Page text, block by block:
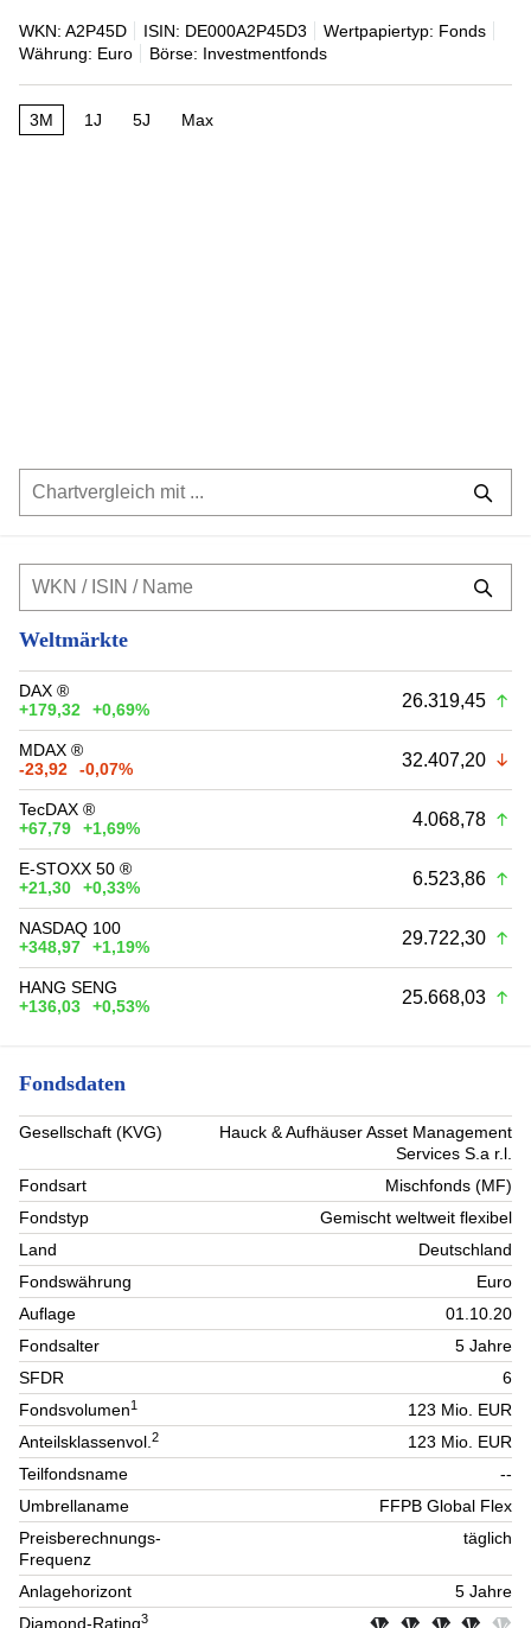
WKN: A2P45D ISIN: DE000A2P45D3
Wertpapiertyp: Fonds
Währung: Euro
Börse: Investmentfonds
3M 1J 5J Max
Weltmärkte
DAX ®
+179,32
+0,69% 26.319,45
MDAX ®
-23,92
-0,07% 32.407,20
TecDAX ®
+67,79
+1,69% 4.068,78
E-STOXX 50 ®
+21,30
+0,33% 6.523,86
NASDAQ 100
+348,97
+1,19% 29.722,30
HANG SENG
+136,03
+0,53% 25.668,03
Fondsdaten
Gesellschaft (KVG)
Hauck & Aufhäuser Asset Management
Services S.a r.l.
Fondsart
Mischfonds (MF)
Fondstyp
Gemischt weltweit flexibel
Land
Deutschland
Fondswährung
Euro
Auflage
01.10.20
Fondsalter
5 Jahre
SFDR
6
Fondsvolumen1
123 Mio. EUR
Anteilsklassenvol.2
123 Mio. EUR
Teilfondsname
--
Umbrellaname
FFPB Global Flex
Preisberechnungs-
Frequenz
täglich
Anlagehorizont
5 Jahre
Diamond-Rating3